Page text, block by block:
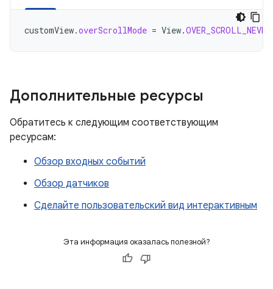
customView.overScrollMode = View.OVER_SCROLL_NEVER
Дополнительные ресурсы
Обратитесь к следующим соответствующим
ресурсам:
Обзор входных событий
Обзор датчиков
Сделайте пользовательский вид интерактивным
Эта информация оказалась полезной?